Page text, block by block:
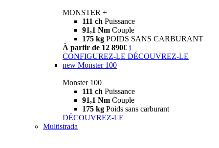
MONSTER +
111 ch Puissance
91,1 Nm Couple
175 kg POIDS SANS CARBURANT
À partir de 12 890€ i
CONFIGUREZ-LE DÉCOUVREZ-LE
new Monster 100
Monster 100
111 ch Puissance
91,1 Nm Couple
175 kg Poids sans carburant
DÉCOUVREZ-LE
Multistrada